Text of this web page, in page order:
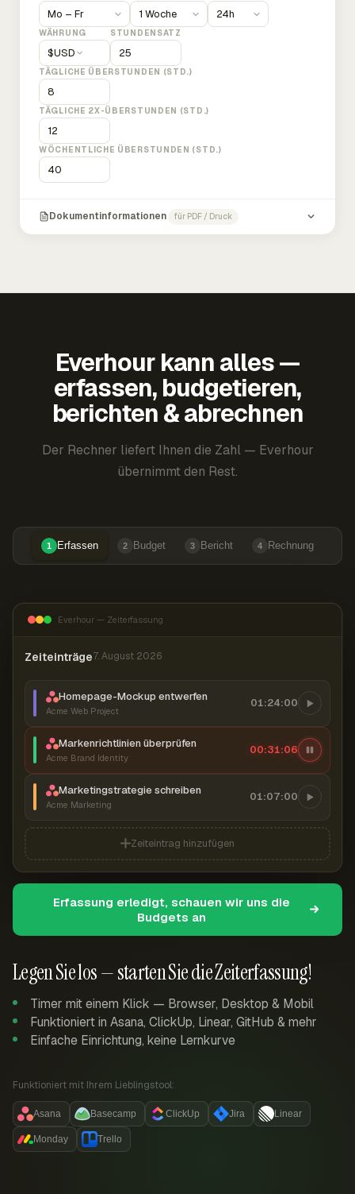
WÄHRUNG
$USD
STUNDENSATZ
TÄGLICHE ÜBERSTUNDEN (STD.)
TÄGLICHE 2X-ÜBERSTUNDEN (STD.)
WÖCHENTLICHE ÜBERSTUNDEN (STD.)
Dokumentinformationen für PDF / Druck
Everhour kann alles —
erfassen, budgetieren,
berichten & abrechnen
Der Rechner liefert Ihnen die Zahl — Everhour
übernimmt den Rest.
1 Erfassen 2 Budget 3 Bericht 4 Rechnung
Legen Sie los — starten Sie die Zeiterfassung!
Timer mit einem Klick — Browser, Desktop & Mobil
Funktioniert in Asana, ClickUp, Linear, GitHub & mehr
Einfache Einrichtung, keine Lernkurve
Funktioniert mit Ihrem Lieblingstool:
Asana Basecamp ClickUp Jira Linear
Monday Trello
Everhour — Zeiterfassung
Zeiteinträge7. August 2026
Homepage-Mockup entwerfen
Acme Web Project
01:24:00
Markenrichtlinien überprüfen
Acme Brand Identity
00:31:07
Marketingstrategie schreiben
Acme Marketing
01:07:00
Zeiteintrag hinzufügen
Erfassung erledigt, schauen wir uns die
Budgets an